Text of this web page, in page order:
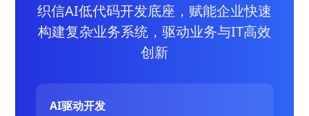
织信AI低代码开发底座，赋能企业快速
构建复杂业务系统，驱动业务与IT高效
创新
AI驱动开发